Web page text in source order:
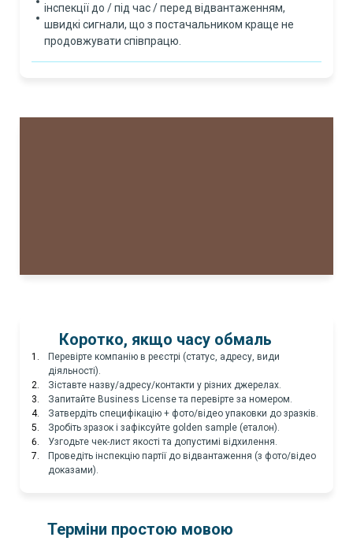
інспекції до / під час / перед відвантаженням,
швидкі сигнали, що з постачальником краще не
продовжувати співпрацю.
Коротко, якщо часу обмаль
Перевірте компанію в реєстрі (статус, адресу, види
діяльності).
Зіставте назву/адресу/контакти у різних джерелах.
Запитайте Business License та перевірте за номером.
Затвердіть специфікацію + фото/відео упаковки до зразків.
Зробіть зразок і зафіксуйте golden sample (еталон).
Узгодьте чек-лист якості та допустимі відхилення.
Проведіть інспекцію партії до відвантаження (з фото/відео
доказами).
Терміни простою мовою